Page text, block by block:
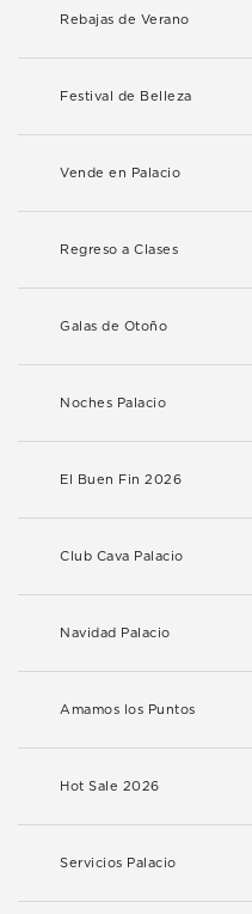
Rebajas de Verano
Festival de Belleza
Vende en Palacio
Regreso a Clases
Galas de Otoño
Noches Palacio
El Buen Fin 2026
Club Cava Palacio
Navidad Palacio
Amamos los Puntos
Hot Sale 2026
Servicios Palacio